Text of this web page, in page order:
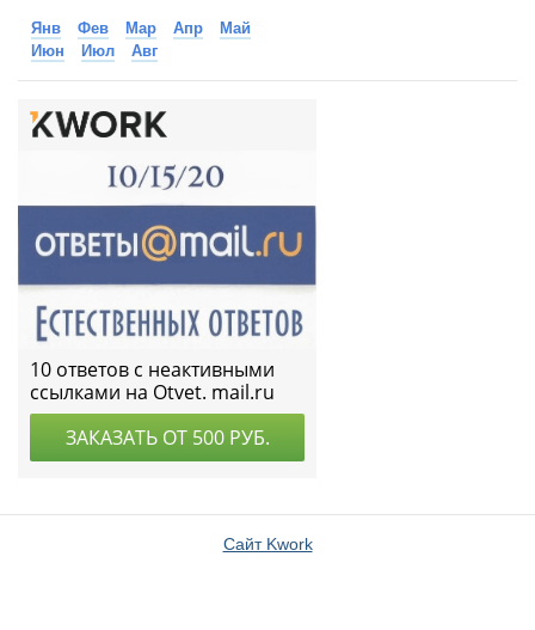
Янв Фев Мар Апр
Май
Июн
Июл Авг
Сайт Kwork